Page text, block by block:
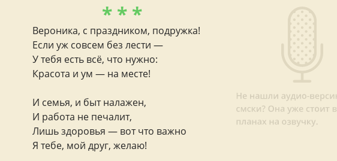
* * *
Вероника, с праздником, подружка!
Если уж совсем без лести —
У тебя есть всё, что нужно:
Красота и ум — на месте!
И семья, и быт налажен,
И работа не печалит,
Лишь здоровья — вот что важно
Я тебе, мой друг, желаю!